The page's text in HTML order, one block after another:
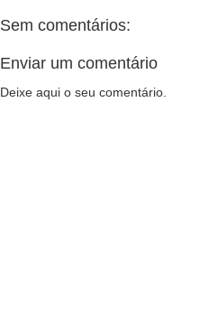
Sem comentários:
Enviar um comentário
Deixe aqui o seu comentário.